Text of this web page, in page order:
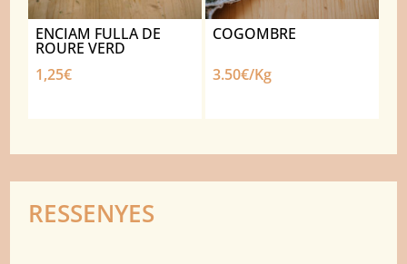
ENCIAM FULLA DE
ROURE VERD
1,25€
COGOMBRE
3.50€/Kg
RESSENYES